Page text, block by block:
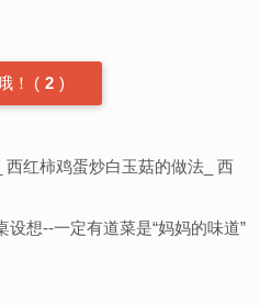
！ ( 2 )
西红柿鸡蛋炒白玉菇的做法_ 西
设想--一定有道菜是“妈妈的味道”